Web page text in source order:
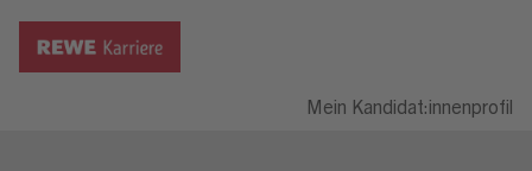
Mein Kandidat:innenprofil